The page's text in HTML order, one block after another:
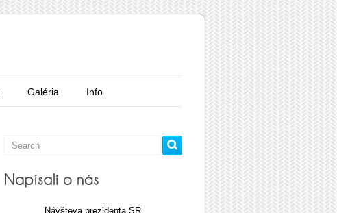
Galéria Info
Návšteva prezidenta SR